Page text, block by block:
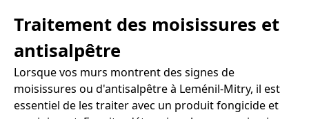
Traitement des moisissures et
antisalpêtre
Lorsque vos murs montrent des signes de
moisissures ou d'antisalpêtre à Leménil-Mitry, il est
essentiel de les traiter avec un produit fongicide et